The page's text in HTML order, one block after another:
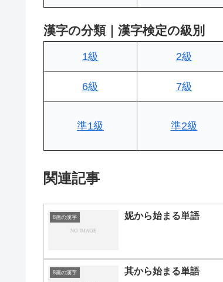
漢字の分類｜漢字検定の級別
1級 2級
6級 7級
準1級 準2級
関連記事
8画の漢字 妮から始まる単語
8画の漢字 其から始まる単語